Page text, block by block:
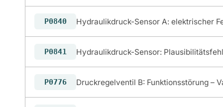
P0840 Hydraulikdruck-Sensor A: elektrischer
P0841 Hydraulikdruck-Sensor:
P0776 Druckregelventil B: Funktionsstörung –